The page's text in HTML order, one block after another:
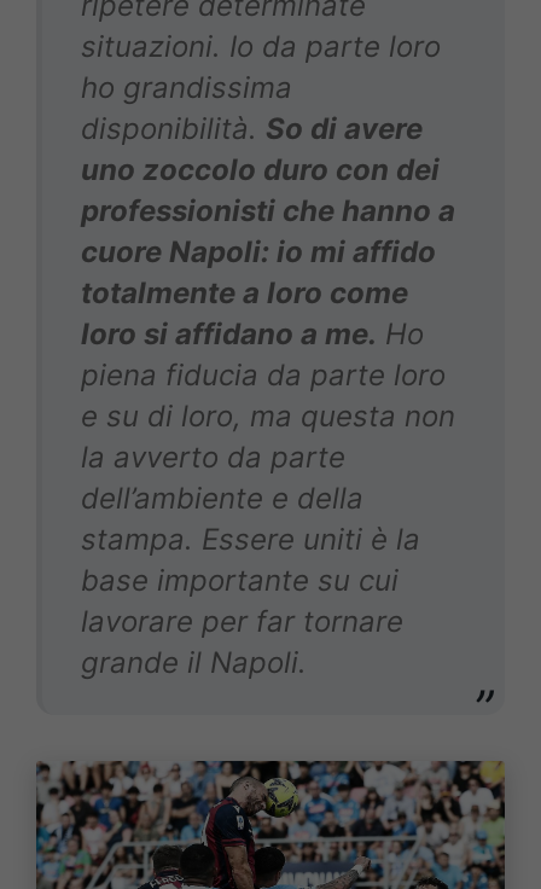
situazioni. Io da parte loro
ho grandissima
disponibilità. So di avere
uno zoccolo duro con dei
professionisti che hanno a
cuore Napoli: io mi affido
totalmente a loro come
loro si affidano a me. Ho
piena fiducia da parte loro
e su di loro, ma questa non
la avverto da parte
dell’ambiente e della
stampa. Essere uniti è la
base importante su cui
lavorare per far tornare
grande il Napoli.